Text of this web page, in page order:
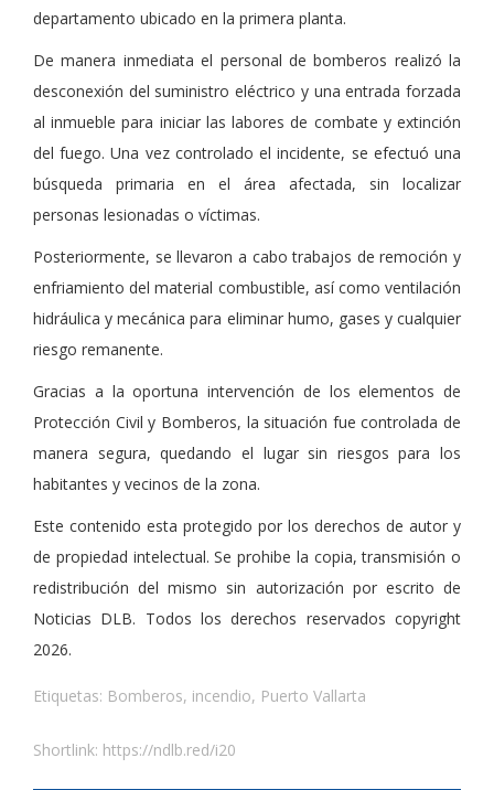
departamento ubicado en la primera planta.
De manera inmediata el personal de bomberos realizó la
desconexión del suministro eléctrico y una entrada forzada
al inmueble para iniciar las labores de combate y extinción
del fuego. Una vez controlado el incidente, se efectuó una
búsqueda primaria en el área afectada, sin localizar
personas lesionadas o víctimas.
Posteriormente, se llevaron a cabo trabajos de remoción y
enfriamiento del material combustible, así como ventilación
hidráulica y mecánica para eliminar humo, gases y cualquier
riesgo remanente.
Gracias a la oportuna intervención de los elementos de
Protección Civil y Bomberos, la situación fue controlada de
manera segura, quedando el lugar sin riesgos para los
habitantes y vecinos de la zona.
Este contenido esta protegido por los derechos de autor y
de propiedad intelectual. Se prohibe la copia, transmisión o
redistribución del mismo sin autorización por escrito de
Noticias DLB. Todos los derechos reservados copyright
2026.
Etiquetas: Bomberos, incendio, Puerto Vallarta
Shortlink: https://ndlb.red/i20